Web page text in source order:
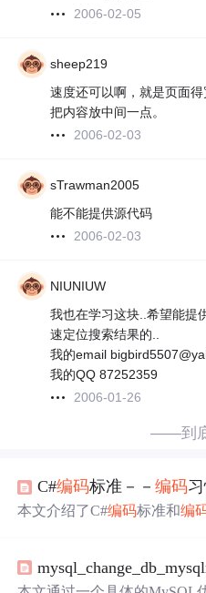
2006-02-05
sheep219
速度还可以啊，就是页面
把内容放中间一点。
2006-02-03
sTrawman2005
能不能提供源代码
2006-02-03
NIUNIUW
我也在学习这块..希望能提
速定位搜索结果的..
我的email
我的QQ 87252359
2006-01-26
——到
C#编码标准－－编码
本文介绍了C#编码标准和编
构、接口使用、字符串处理